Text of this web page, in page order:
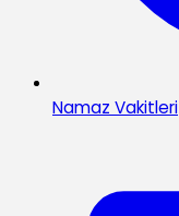
Namaz Vakitleri